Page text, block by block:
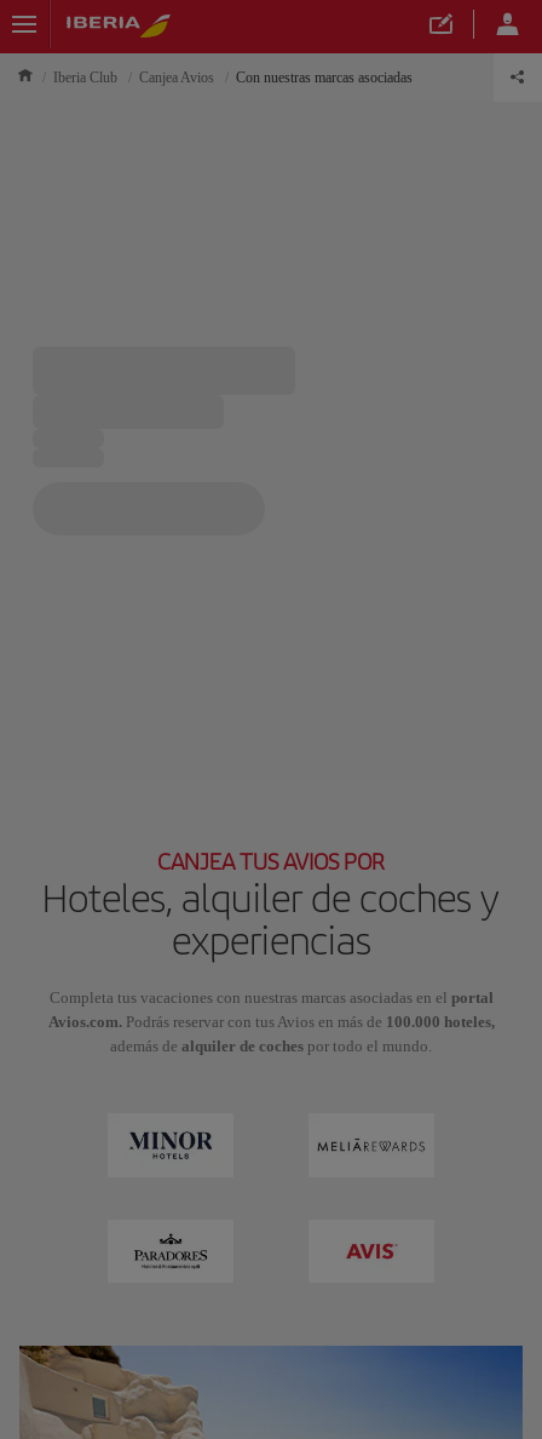
Iberia Club Canjea Avios Con nuestras marcas asociadas
CANJEA TUS AVIOS POR
Hoteles, alquiler de coches y
experiencias
Completa tus vacaciones con nuestras marcas asociadas en el portal
Avios.com.Podrás reservar con tus Avios en más de 100.000 hoteles,
además de alquiler de coches por todo el mundo.